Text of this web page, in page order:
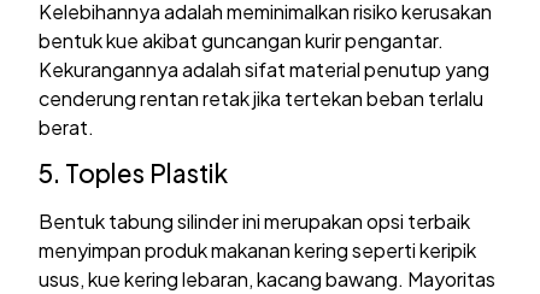
Kelebihannya adalah meminimalkan risiko kerusakan
bentuk kue akibat guncangan kurir pengantar.
Kekurangannya adalah sifat material penutup yang
cenderung rentan retak jika tertekan beban terlalu
berat.
5. Toples Plastik
Bentuk tabung silinder ini merupakan opsi terbaik
menyimpan produk makanan kering seperti keripik
usus, kue kering lebaran, kacang bawang. Mayoritas